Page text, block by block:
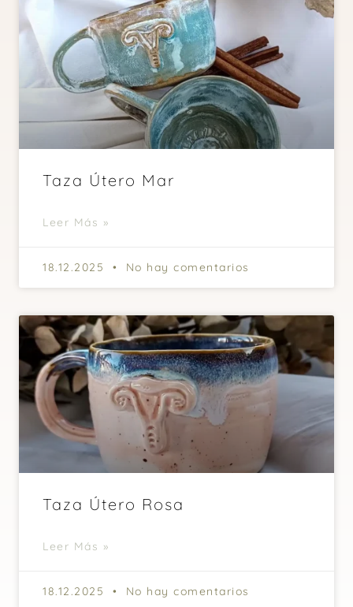
Taza Útero Mar
Leer Más »
18.12.2025 No hay comentarios
Taza Útero Rosa
Leer Más »
18.12.2025 No hay comentarios